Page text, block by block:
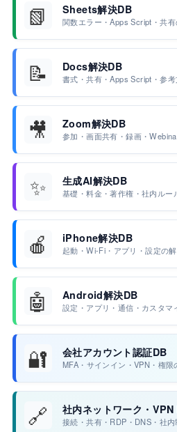
📗 Sheets解決DB
関数エラー・Apps Script・共
📝 Docs解決DB
書式・共有・Apps Script・参
🎥 Zoom解決DB
参加・画面共有・録画・
✨ 生成AI解決DB
基礎・料金・著作権・社内ルー
🍎 iPhone解決DB
起動・Wi-Fi・アプリ・設定の
🤖 Android解決DB
設定・アプリ・通信・カスタマ
🔐 会社アカウント認証DB
MFA・サインイン・VPN・権限
🔗 社内ネットワーク・
接続・共有・RDP・DNS・社